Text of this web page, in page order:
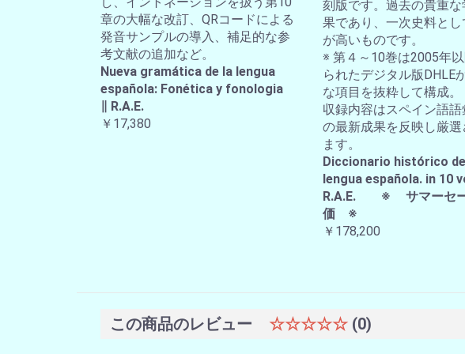
章の大幅な改訂、QRコードによる
発音サンプルの導入、補足的な参
考文献の追加など。
Nueva gramática de la lengua
española: Fonética y fonologia
∥ R.A.E.
￥17,380
刻版です。過去の貴重
果であり、一次史料とし
が高いものです。
※ 第４～10巻は2005年
られたデジタル版DHLE
な項目を抜粋して構成。
収録内容はスペイン語
の最新成果を反映し厳選
ます。
Diccionario histórico
lengua española. in 10
R.A.E. ※ サマーセ
価 ※
￥178,200
この商品のレビュー ☆☆☆☆☆ (0)